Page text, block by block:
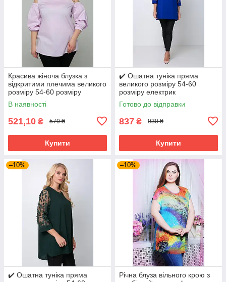
Красива жіноча блузка з
відкритими плечима великого
розміру 54-60 розміру
бузкова
В наявності
521,10 ₴ 579 ₴
Купити
✔️ Ошатна туніка пряма
великого розміру 54-60
розміру електрик
Готово до відправки
837 ₴ 930 ₴
Купити
–10%
✔️ Ошатна туніка пряма
–10%
Річна блуза вільного крою з